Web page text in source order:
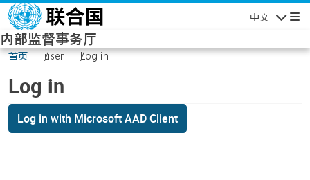
Skip to main content
中文
内部监督事务厅
首页 user Log in
Log in
Log in with Microsoft AAD Client